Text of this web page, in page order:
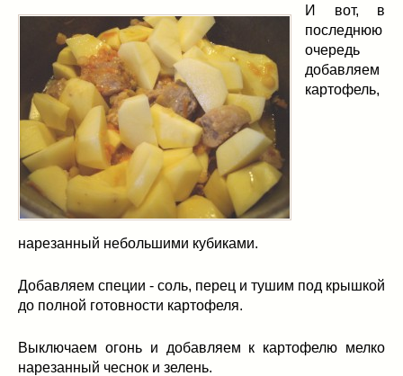
И вот, в
последнюю
очередь
добавляем
картофель,
нарезанный небольшими кубиками.
Добавляем специи - соль, перец и тушим под крышкой
до полной готовности картофеля.
Выключаем огонь и добавляем к картофелю мелко
нарезанный чеснок и зелень.